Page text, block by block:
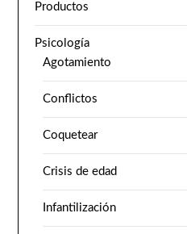
Productos
Psicología
Agotamiento
Conflictos
Coquetear
Crisis de edad
Infantilización